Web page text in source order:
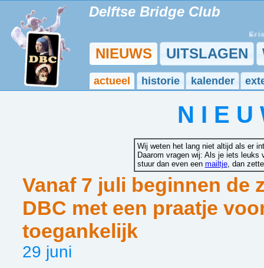
Delftse Bridge Club
Er is
NIEUWS UITSLAGEN
actueel historie kalender
N I E U
Wij weten het lang niet altijd als er
Daarom vragen wij: Als je iets leuks
stuur dan even een mailtje, dan
Vanaf 7 juli beginnen de
DBC met een praatje
toegankelijk
29 juni